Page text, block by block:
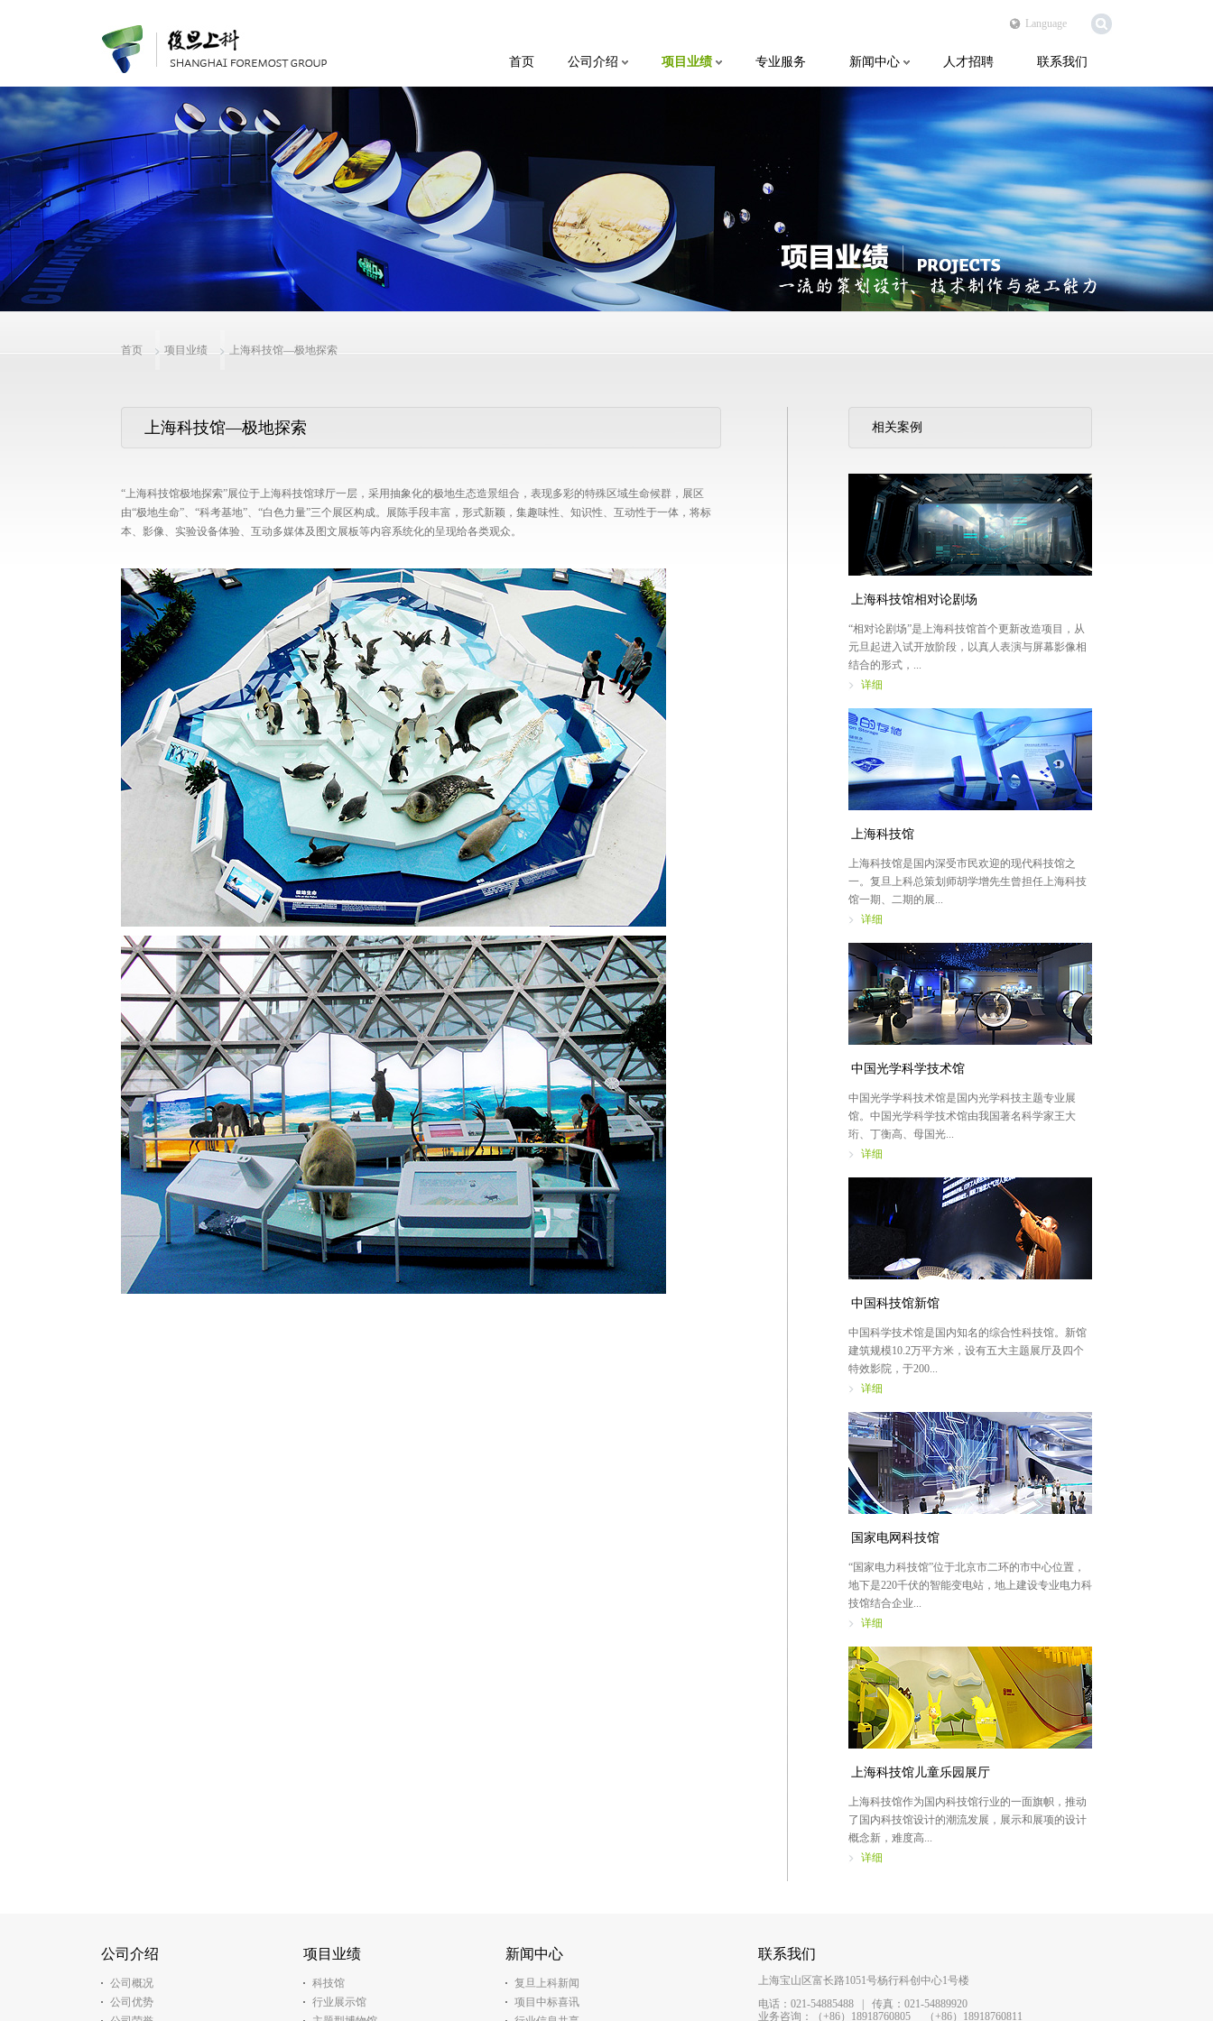
Language
首页 公司介绍 项目业绩 专业服务 新闻中心 人才招聘 联系我们
首页 项目业绩 上海科技馆—极地探索
上海科技馆—极地探索
“上海科技馆极地探索”展位于上海科技馆球厅一层，采用抽象化的极地生态造景组合，表现多彩的特殊区域生命候群，展区
由“极地生命”、“科考基地”、“白色力量”三个展区构成。展陈手段丰富，形式新颖，集趣味性、知识性、互动性于一体，将标
本、影像、实验设备体验、互动多媒体及图文展板等内容系统化的呈现给各类观众。
相关案例
详细
上海科技馆相对论剧场
“相对论剧场”是上海科技馆首个更新改造项目，从
元旦起进入试开放阶段，以真人表演与屏幕影像相
结合的形式，...
详细
上海科技馆
上海科技馆是国内深受市民欢迎的现代科技馆之
一。复旦上科总策划师胡学增先生曾担任上海科技
馆一期、二期的展...
详细
中国光学科学技术馆
中国光学学科技术馆是国内光学科技主题专业展
馆。中国光学科学技术馆由我国著名科学家王大
珩、丁衡高、母国光...
详细
中国科技馆新馆
中国科学技术馆是国内知名的综合性科技馆。新馆
建筑规模10.2万平方米，设有五大主题展厅及四个
特效影院，于200...
详细
国家电网科技馆
“国家电力科技馆”位于北京市二环的市中心位置，
地下是220千伏的智能变电站，地上建设专业电力科
技馆结合企业...
详细
上海科技馆儿童乐园展厅
上海科技馆作为国内科技馆行业的一面旗帜，推动
了国内科技馆设计的潮流发展，展示和展项的设计
概念新，难度高...
公司介绍
公司概况
公司优势
项目业绩
科技馆
行业展示馆
新闻中心
复旦上科新闻
项目中标喜讯
联系我们
上海宝山区富长路1051号杨行科创中心1号楼
电话：021-54885488 | 传真：021-54889920
业务咨询：（+86）18918760805 （+86）18918760811